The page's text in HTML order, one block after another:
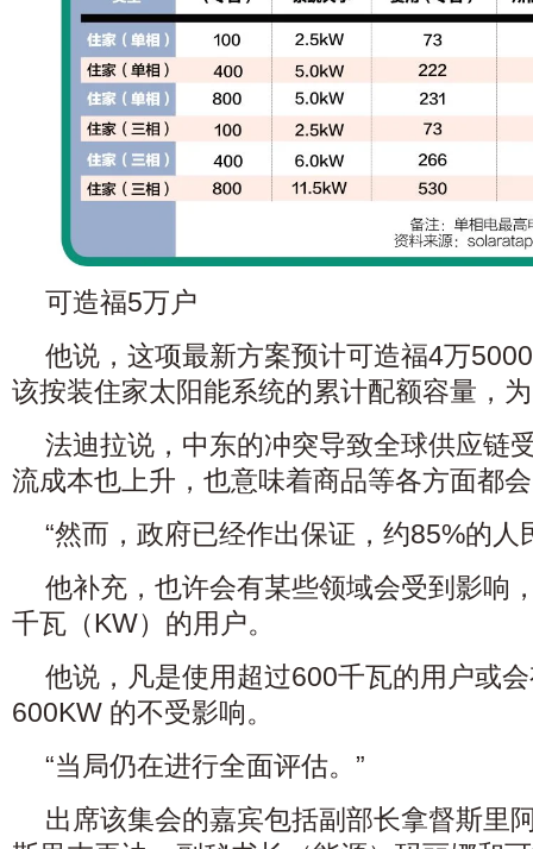
可造福5万户
他说，这项最新方案预计可造福4万
该按装住家太阳能系统的累计配额容量，
法迪拉说，中东的冲突导致全球供应链
流成本也上升，也意味着商品等各方面都
“然而，政府已经作出保证，约85%的人
他补充，也许会有某些领域会受到影响
千瓦（KW）的用户。
他说，凡是使用超过600千瓦的用户或
600KW 的不受影响。
“当局仍在进行全面评估。”
出席该集会的嘉宾包括副部长拿督斯里